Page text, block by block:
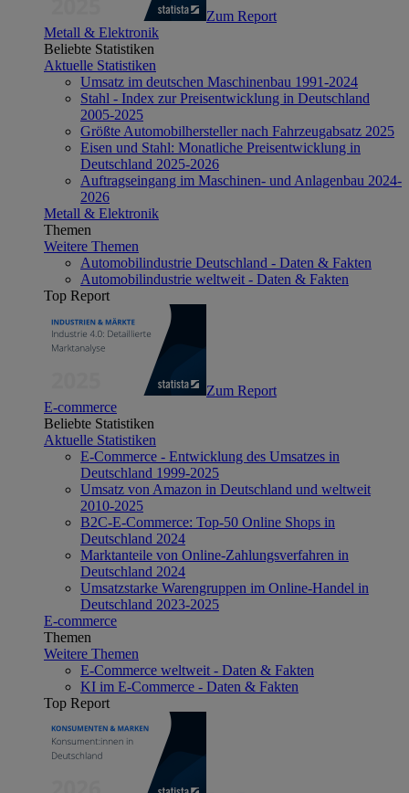
Zum Report
Metall & Elektronik
Beliebte Statistiken
Aktuelle Statistiken
Umsatz im deutschen Maschinenbau 1991-2024
Stahl - Index zur Preisentwicklung in Deutschland
2005-2025
Größte Automobilhersteller nach Fahrzeugabsatz 2025
Eisen und Stahl: Monatliche Preisentwicklung in
Deutschland 2025-2026
Auftragseingang im Maschinen- und Anlagenbau 2024-
2026
Metall & Elektronik
Themen
Weitere Themen
Automobilindustrie Deutschland - Daten & Fakten
Automobilindustrie weltweit - Daten & Fakten
Top Report
Zum Report
E-commerce
Beliebte Statistiken
Aktuelle Statistiken
E-Commerce - Entwicklung des Umsatzes in
Deutschland 1999-2025
Umsatz von Amazon in Deutschland und weltweit
2010-2025
B2C-E-Commerce: Top-50 Online Shops in
Deutschland 2024
Marktanteile von Online-Zahlungsverfahren in
Deutschland 2024
Umsatzstarke Warengruppen im Online-Handel in
Deutschland 2023-2025
E-commerce
Themen
Weitere Themen
E-Commerce weltweit - Daten & Fakten
KI im E-Commerce - Daten & Fakten
Top Report